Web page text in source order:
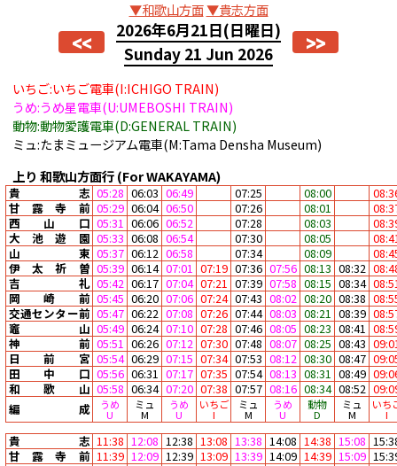
▼和歌山方面▼貴志方面
<< 2026年6月21日(日曜日)
Sunday 21 Jun 2026
>>
いちご:いちご電車(I:ICHIGO TRAIN)
うめ:うめ星電車(U:UMEBOSHI TRAIN)
動物:動物愛護電車(D:GENERAL TRAIN)
ミュ:たまミュージアム電車(M:Tama Densha Museum)
上り 和歌山方面行(For WAKAYAMA)
貴志 05:28 06:03 06:49 07:25 08:00
甘露寺前 05:29 06:04 06:50 07:26 08:01
西山口 05:31 06:06 06:52 07:28 08:03
大池遊園 05:33 06:08 06:54 07:30 08:05
山東 05:37 06:12 06:58 07:34 08:09
伊太祈曽 05:39 06:14 07:01 07:19 07:36 07:56 08:13 08:32
吉礼 05:42 06:17 07:04 07:21 07:39 07:58 08:15 08:34
岡崎前 05:45 06:20 07:06 07:24 07:43 08:02 08:20 08:38
交通センター前 05:47 06:22 07:08 07:26 07:44 08:03 08:21 08:39
竈山 05:49 06:24 07:10 07:28 07:46 08:05 08:23 08:41
神前 05:51 06:26 07:12 07:30 07:48 08:07 08:25 08:43
日前宮 05:54 06:29 07:15 07:34 07:53 08:12 08:30 08:47
田中口 05:56 06:31 07:17 07:35 07:54 08:13 08:31 08:49
和歌山 05:58 06:34 07:20 07:38 07:57 08:16 08:34 08:52
編成
うめ
U
ミュ
M
うめ
U
いちご
I
ミュ
M
うめ
U
動物
D
ミュ
M
いち
I
貴志 11:38 12:08 12:38 13:08 13:38 14:08 14:38 15:08
甘露寺前 11:39 12:09 12:39 13:09 13:39 14:09 14:39 15:09